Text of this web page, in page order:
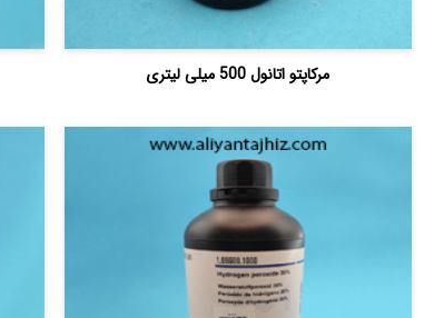
مرکاپتو اتانول 500 میلی لیتری